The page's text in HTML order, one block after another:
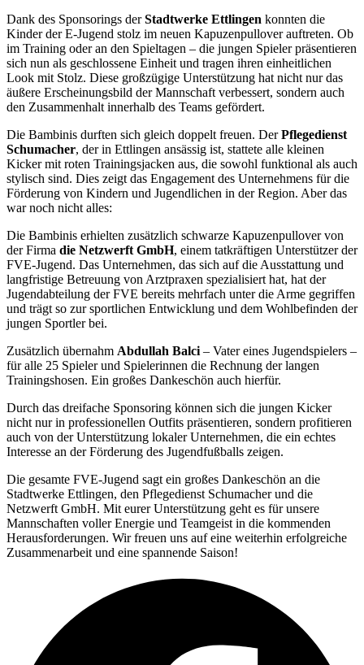
Dank des Sponsorings derStadtwerke Ettlingen konnten die
Kinder der E-Jugend stolz im neuen Kapuzenpullover auftreten. Ob
im Training oder an den Spieltagen – die jungen Spieler präsentieren
sich nun als geschlossene Einheit und tragen ihren einheitlichen
Look mit Stolz. Diese großzügige Unterstützung hat nicht nur das
äußere Erscheinungsbild der Mannschaft verbessert, sondern auch
den Zusammenhalt innerhalb des Teams gefördert.
Die Bambinis durften sich gleich doppelt freuen. DerPflegedienst
Schumacher, der in Ettlingen ansässig ist, stattete alle kleinen
Kicker mit roten Trainingsjacken aus, die sowohl funktional als auch
stylisch sind. Dies zeigt das Engagement des Unternehmens für die
Förderung von Kindern und Jugendlichen in der Region. Aber das
war noch nicht alles:
Die Bambinis erhielten zusätzlich schwarze Kapuzenpullover von
der Firma die Netzwerft GmbH, einem tatkräftigen Unterstützer der
FVE-Jugend. Das Unternehmen, das sich auf die Ausstattung und
langfristige Betreuung von Arztpraxen spezialisiert hat, hat der
Jugendabteilung der FVE bereits mehrfach unter die Arme gegriffen
und trägt so zur sportlichen Entwicklung und dem Wohlbefinden der
jungen Sportler bei.
Zusätzlich übernahm Abdullah Balci – Vater eines Jugendspielers –
für alle 25 Spieler und Spielerinnen die Rechnung der langen
Trainingshosen. Ein großes Dankeschön auch hierfür.
Durch das dreifache Sponsoring können sich die jungen Kicker
nicht nur in professionellen Outfits präsentieren, sondern profitieren
auch von der Unterstützung lokaler Unternehmen, die ein echtes
Interesse an der Förderung des Jugendfußballs zeigen.
Die gesamte FVE-Jugend sagt ein großes Dankeschön an die
Stadtwerke Ettlingen, den Pflegedienst Schumacher und die
Netzwerft GmbH. Mit eurer Unterstützung geht es für unsere
Mannschaften voller Energie und Teamgeist in die kommenden
Herausforderungen. Wir freuen uns auf eine weiterhin erfolgreiche
Zusammenarbeit und eine spannende Saison!